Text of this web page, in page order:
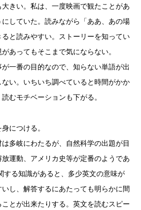
きい。私は、一度映画で観たことがあ
していた。読みながら「ああ、あの場
と読みやすい。ストーリーを知ってい
あってもそこまで気にならない。
一番の目的なので、知らない単語が出
い。いちいち調べていると時間がかか
むモチベーションも下がる。
につける。
多岐にわたるが、自然科学の出題が目
運動、アメリカ史等が定番のようであ
する知識があると、多少英文の意味が
し、解答するにあたっても明らかに間
とが出来たりする。英文を読むスピー